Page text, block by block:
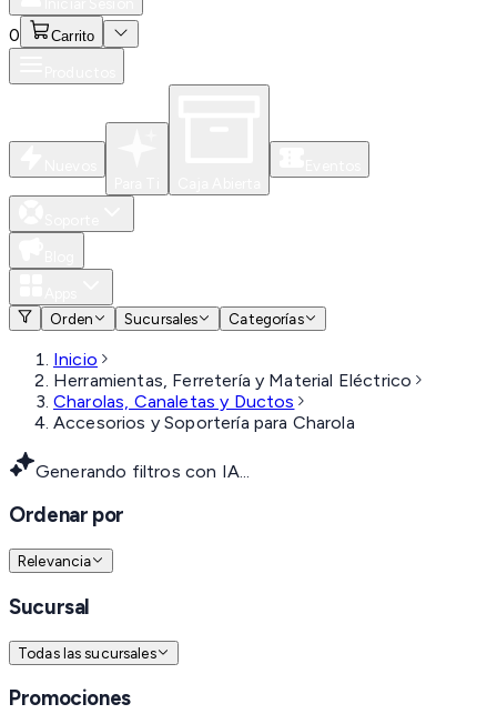
0 Carrito
Orden
Sucursales Categorías
Inicio
Herramientas, Ferretería y Material Eléctrico
Charolas, Canaletas y Ductos
Accesorios y Soportería para Charola
Generando filtros con IA...
Ordenar por
Relevancia
Sucursal
Todas las sucursales
Promociones